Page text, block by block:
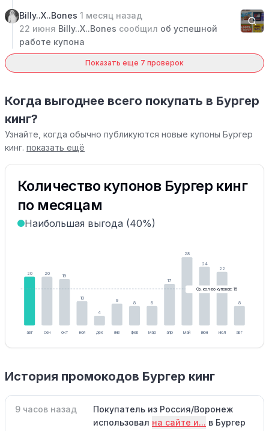
Billy..X..Bones 1 месяц назад
22 июня Billy..X..Bones сообщил об успешной
работе купона
Показать еще 7 проверок
Когда выгоднее всего покупать в Бургер
кинг?
Узнайте, когда обычно публикуются новые купоны Бургер
кинг. показать ещё
Количество купонов Бургер кинг
по месяцам
Наибольшая выгода (40%)
20
авг
20
сен
19
окт
10
ноя
4
дек
9
янв
8
фев
8
мар
17
апр
28
май
24
июн
22
июл
8
авг
Ср. кол-во купонов: 15
История промокодов Бургер кинг
9 часов назад
Покупатель из Россия/Воронеж
использовал на сайте и... в Бургер